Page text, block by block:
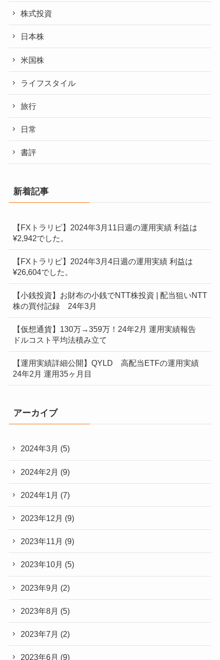
株式投資
日本株
米国株
ライフスタイル
旅行
日常
書評
新着記事
【FXトラリピ】2024年3月11日週の運用実績 利益は
¥2,942でした。
【FXトラリピ】2024年3月4日週の運用実績 利益は
¥26,604でした。
【小銭投資】お財布の小銭でNTT株投資 | 配当狙いNTT
株の買付記録 24年3月
【仮想通貨】130万→359万！24年2月 運用実績報告
ドルコスト平均法積み立て
【運用実績詳細公開】QYLD 高配当ETFの運用実績
24年2月 運用35ヶ月目
アーカイブ
2024年3月 (5)
2024年2月 (9)
2024年1月 (7)
2023年12月 (9)
2023年11月 (9)
2023年10月 (5)
2023年9月 (2)
2023年8月 (5)
2023年7月 (2)
2023年6月 (9)